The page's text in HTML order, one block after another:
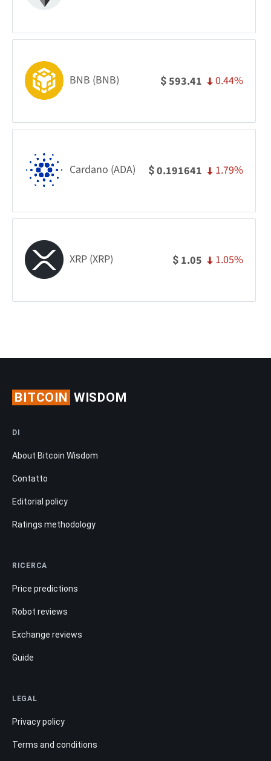
BNB (BNB) $593.41 0.44%
Cardano (ADA) $0.191641 1.79%
XRP (XRP) $ 1.05 1.05%
BITCOIN WISDOM
DI
About Bitcoin Wisdom
Contatto
Editorial policy
Ratings methodology
RICERCA
Price predictions
Robot reviews
Exchange reviews
Guide
LEGAL
Privacy policy
Terms and conditions